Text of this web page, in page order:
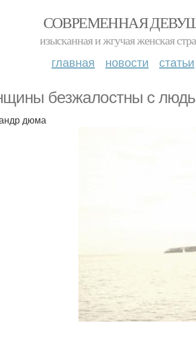
СОВРЕМЕННАЯ
изысканная и жгучая женская
главная новости статьи
безжалостны с
дюма